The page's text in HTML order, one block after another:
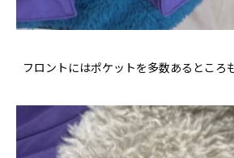
フロントにはポケットを多数あるところ